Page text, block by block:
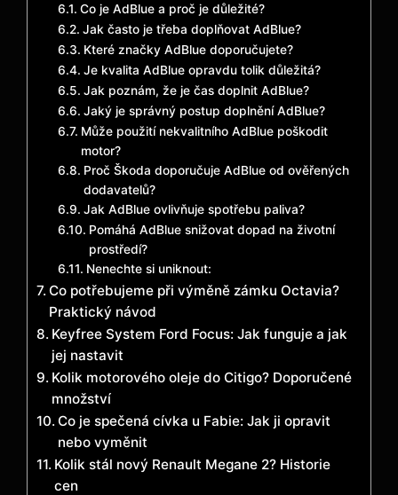
Co je AdBlue a proč je důležité?
Jak často je třeba doplňovat AdBlue?
Které značky AdBlue doporučujete?
Je kvalita AdBlue opravdu tolik důležitá?
Jak poznám, že je čas doplnit AdBlue?
Jaký je správný postup doplnění AdBlue?
Může použití nekvalitního AdBlue poškodit
motor?
Proč Škoda doporučuje AdBlue od ověřených
dodavatelů?
Jak AdBlue ovlivňuje spotřebu paliva?
Pomáhá AdBlue snižovat dopad na životní
prostředí?
Nenechte si uniknout:
Co potřebujeme při výměně zámku Octavia?
Praktický návod
Keyfree System Ford Focus: Jak funguje a jak
jej nastavit
Kolik motorového oleje do Citigo? Doporučené
množství
Co je spečená cívka u Fabie: Jak ji opravit
nebo vyměnit
Kolik stál nový Renault Megane 2? Historie
cen